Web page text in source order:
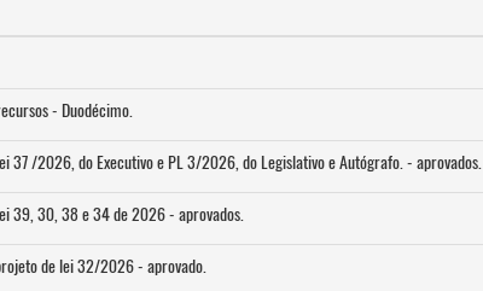
- Duodécimo.
37 /2026, do Executivo e PL 3/2026, do Legislativo e Autógrafo. - aprovados.
39, 30, 38 e 34 de 2026 - aprovados.
de lei 32/2026 - aprovado.